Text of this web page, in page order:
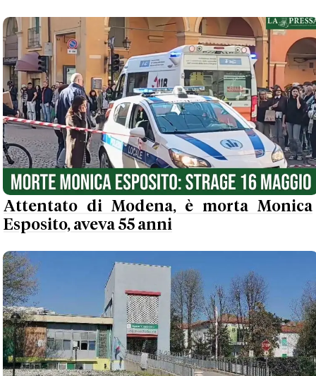
Attentato di Modena, è morta Monica
Esposito, aveva 55 anni